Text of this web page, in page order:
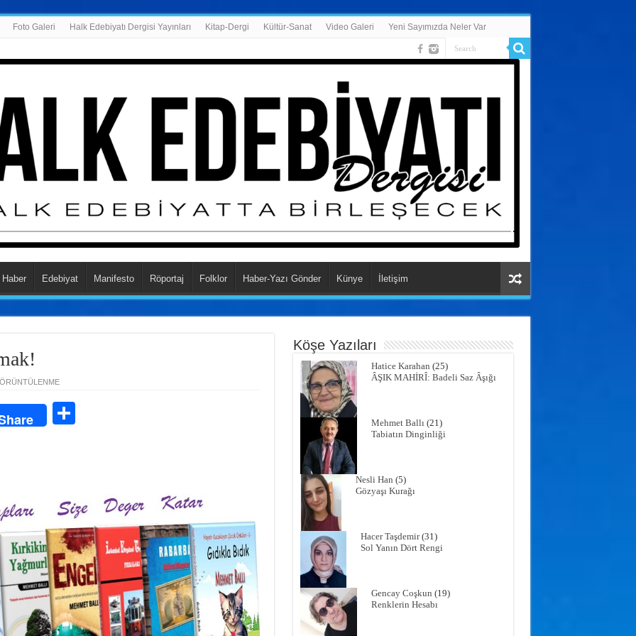
Foto Galeri Halk Edebiyatı Dergisi Yayınları Kitap-Dergi Kültür-Sanat Video Galeri Yeni Sayımızda Neler Var
Haber Edebiyat Manifesto Röportaj Folklor Haber-Yazı Gönder Künye İletişim
Köşe Yazıları
Hatice Karahan (25)
ÂŞIK MAHİRÎ: Badeli Saz Âşığı
Mehmet Ballı(21)
Tabiatın Dinginliği
Nesli Han (5)
Gözyaşı Kurağı
Hacer Taşdemir(31)
Sol Yanın Dört Rengi
Gencay Coşkun (19)
Renklerin Hesabı